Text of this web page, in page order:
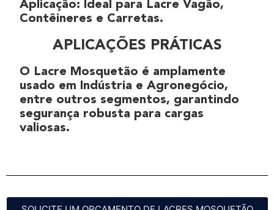
Aplicação: Ideal para Lacre Vagão,
Contêineres e Carretas.
APLICAÇÕES PRÁTICAS
O Lacre Mosquetão é amplamente
usado em
Indústria e Agronegócio,
entre outros segmentos, garantindo
segurança robusta para cargas
valiosas.